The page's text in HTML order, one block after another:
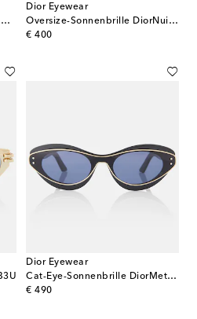
Cat-Eye-Sonnenbrille FilDior M1U
Dior Eyewear
Oversize-Sonnenbrille DiorNuit S1I
€ 400
original price
Dior Eyewear
Cat-Eye-Sonnenbrille DiorMeteor B1l
€ 490
original price